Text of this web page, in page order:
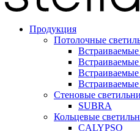
Продукция
Потолочные
Стеновые
SUBRA
Кольцевые
CALYPSO